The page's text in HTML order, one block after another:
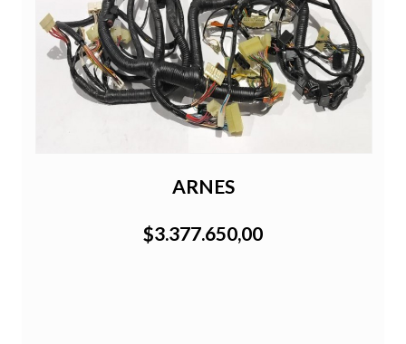
ARNES
$3.377.650,00